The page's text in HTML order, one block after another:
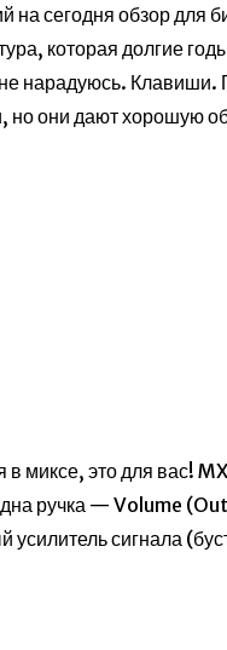
на сегодня обзор для
которая долгие
нарадуюсь.
они дают хорошую
миксе, это для вас!
ручка — Volume
усилитель сигнала